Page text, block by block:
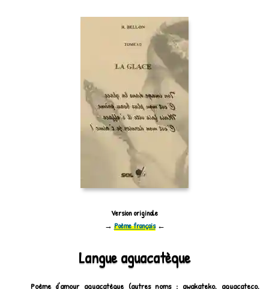
Version originale
→ Poème français←
Langue aguacatèque
Poème d'amour aguacatèque (autres noms : awakateko, aguacateco,